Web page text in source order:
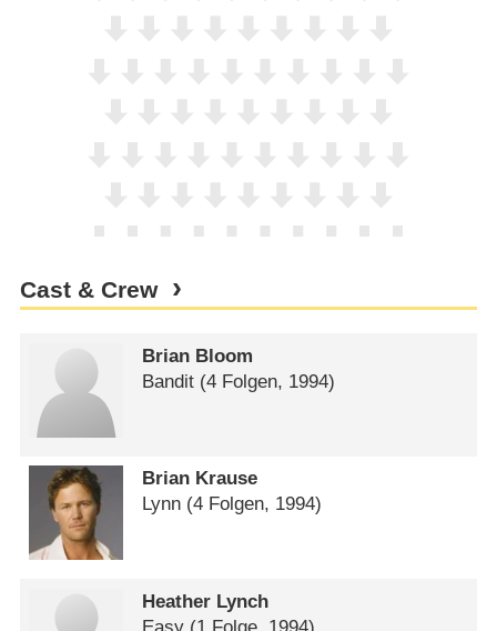
Cast & Crew
Brian Bloom
Bandit (4 Folgen, 1994)
Brian Krause
Lynn (4 Folgen, 1994)
Heather Lynch